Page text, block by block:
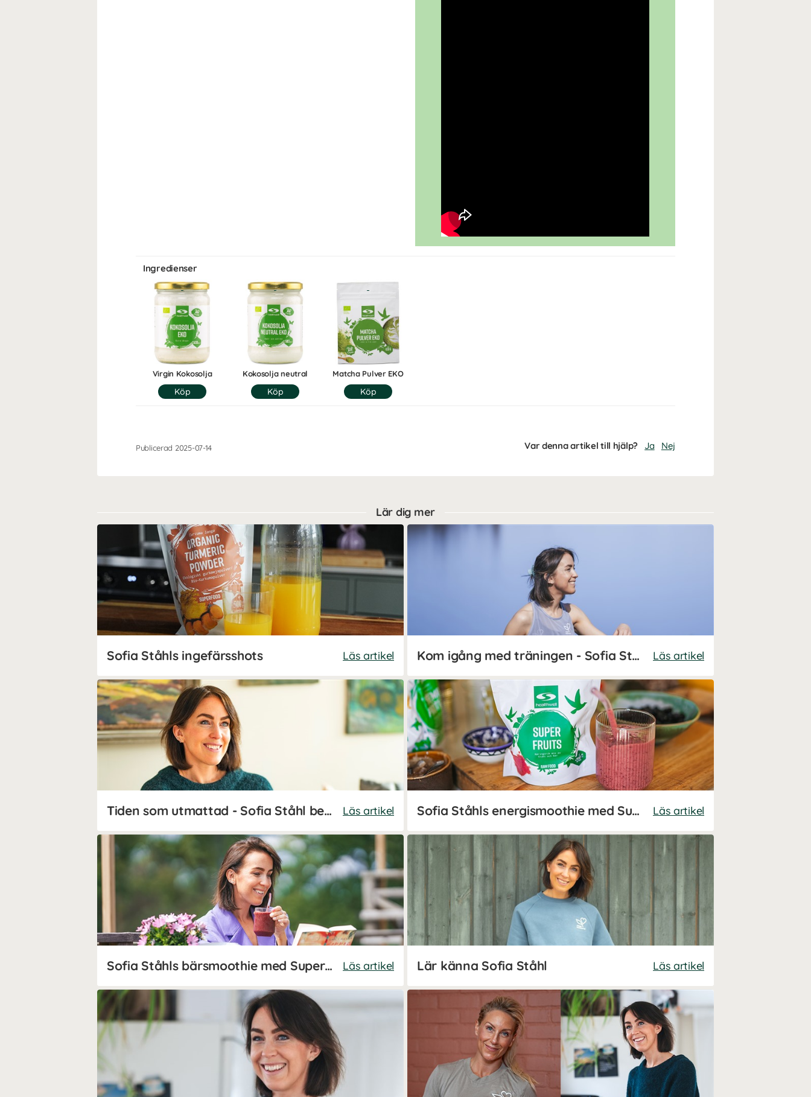
Ingredienser
Virgin Kokosolja Kokosolja neutral Matcha Pulver EKO
Publicerad 2025-07-14 Var denna artikel till hjälp? Ja Nej
Lär dig mer
Sofia Ståhls ingefärsshots Läs artikel Kom igång med träningen - Sofia Ståhls tips! Läs artikel
Tiden som utmattad - Sofia Ståhl berättar Läs artikel Sofia Ståhls energismoothie med Super Fruits Läs artikel
Sofia Ståhls bärsmoothie med Super Fruits Läs artikel Lär känna Sofia Ståhl Läs artikel